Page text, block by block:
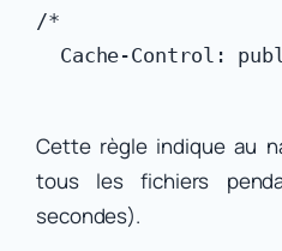
/*
Cette règle indique au
tous les fichiers
secondes).